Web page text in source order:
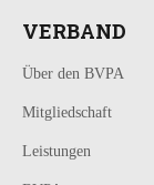
VERBAND
Über den BVPA
Mitgliedschaft
Leistungen